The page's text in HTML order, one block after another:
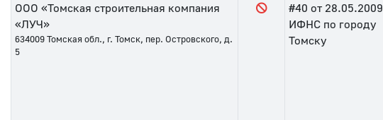
ООО «Томская строительная компания
«ЛУЧ»
634009 Томская обл., г. Томск, пер. Островского, д.
5
#40 от 28.05.2009
ИФНС по городу
Томску